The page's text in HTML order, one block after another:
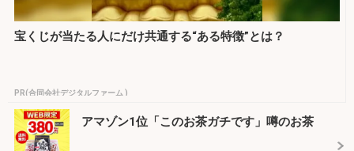
宝くじが当たる人にだけ共通する“ある特徴”とは？
PR(合同会社デジタルファーム )
アマゾン1位「このお茶ガチです」噂のお茶